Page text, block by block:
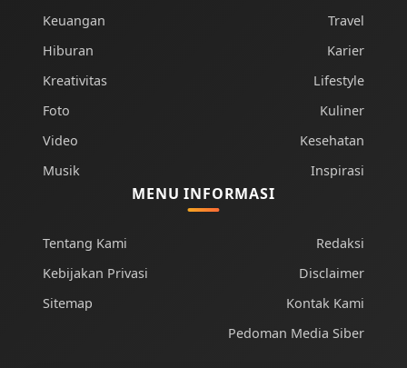
Keuangan
Hiburan
Kreativitas
Foto
Video
Musik
Travel
Karier
Lifestyle
Kuliner
Kesehatan
Inspirasi
MENU INFORMASI
Tentang Kami
Kebijakan Privasi
Sitemap
Redaksi
Disclaimer
Kontak Kami
Pedoman Media Siber